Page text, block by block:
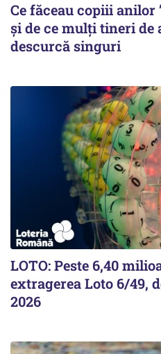
Ce făceau copiii anilor
și de ce mulți tineri de
descurcă singuri
LOTO: Peste 6,40
extragerea Loto 6/49,
2026